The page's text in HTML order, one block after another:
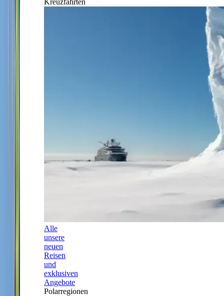
Kreuzfahrten
Alle
unsere
neuen
Reisen
und
exklusiven
Angebote
Polarregionen